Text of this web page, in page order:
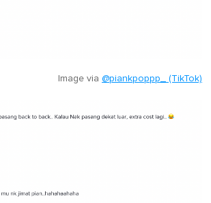
Image via @piankpoppp_ (TikTok)